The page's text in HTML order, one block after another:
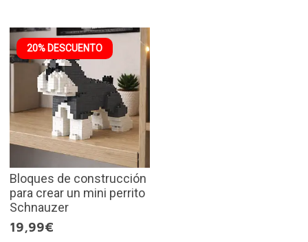
20% DESCUENTO
Bloques de construcción
para crear un mini perrito
Schnauzer
19,99€